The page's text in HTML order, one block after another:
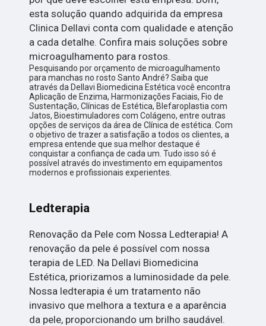
esta solução quando adquirida da empresa
Clinica Dellavi conta com qualidade e atenção
a cada detalhe. Confira mais soluções sobre
microagulhamento para rostos.
Pesquisando por orçamento de microagulhamento
para manchas no rosto Santo André? Saiba que
através da Dellavi Biomedicina Estética você encontra
Aplicação de Enzima, Harmonizações Faciais, Fio de
Sustentação, Clínicas de Estética, Blefaroplastia com
Jatos, Bioestimuladores com Colágeno, entre outras
opções de serviços da área de Clínica de estética. Com
o objetivo de trazer a satisfação a todos os clientes, a
empresa entende que sua melhor destaque é
conquistar a confiança de cada um. Tudo isso só é
possível através do investimento em equipamentos
modernos e profissionais experientes.
Ledterapia
Renovação da Pele com Nossa Ledterapia! A
renovação da pele é possível com nossa
terapia de LED. Na Dellavi Biomedicina
Estética, priorizamos a luminosidade da pele.
Nossa ledterapia é um tratamento não
invasivo que melhora a textura e a aparência
da pele, proporcionando um brilho saudável.